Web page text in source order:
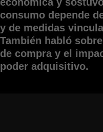
económica y
consumo depende
y de medidas
También habló
de compra y el
poder adquisitivo.